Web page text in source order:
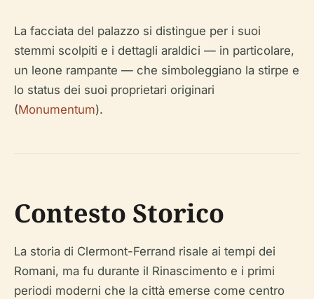
La facciata del palazzo si distingue per i suoi
stemmi scolpiti e i dettagli araldici — in particolare,
un leone rampante — che simboleggiano la stirpe e
lo status dei suoi proprietari originari
(Monumentum).
Contesto Storico
La storia di Clermont-Ferrand risale ai tempi dei
Romani, ma fu durante il Rinascimento e i primi
periodi moderni che la città emerse come centro